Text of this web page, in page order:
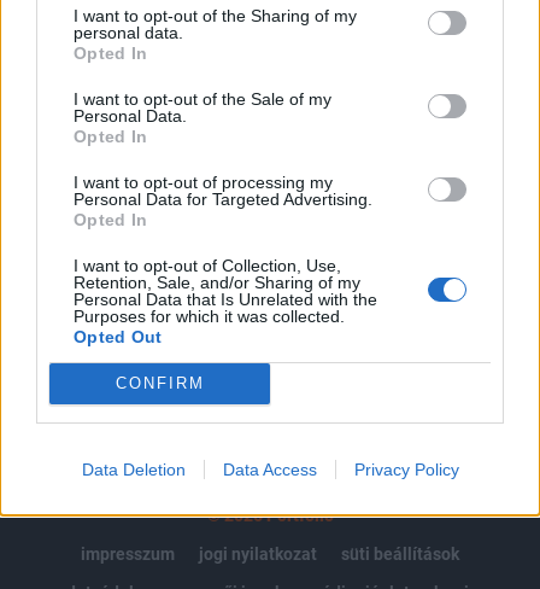
I want to opt-out of the Sharing of my
personal data.
Opted In
I want to opt-out of the Sale of my
Personal Data.
Opted In
I want to opt-out of processing my
Personal Data for Targeted Advertising.
Opted In
I want to opt-out of Collection, Use,
Retention, Sale, and/or Sharing of my
Personal Data that Is Unrelated with the
Purposes for which it was collected.
Opted Out
CONFIRM
Data Deletion Data Access Privacy Policy
tartozik, melynek olvasása előfizetéses
regisztrációhoz kötött.
Az előfizetés a következőket tartalmazza:
Portfolio.hu teljes cikkarchívum
Kötéslisták: BÉT elmúlt 2 év napon belüli
kötéslistái
MÁR ELŐFIZETŐNK VAGY?BEJELENTKEZÉS
© 2026 Portfolio
impresszum
jogi nyilatkozat
süti beállítások